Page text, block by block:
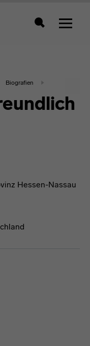
Zeigt
Biografien
Hessen-Nassau